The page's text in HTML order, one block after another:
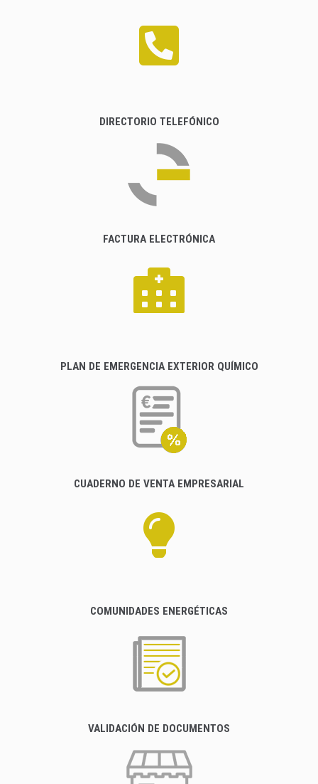
DIRECTORIO TELEFÓNICO
FACTURA ELECTRÓNICA
PLAN DE EMERGENCIA EXTERIOR QUÍMICO
CUADERNO DE VENTA EMPRESARIAL
COMUNIDADES ENERGÉTICAS
VALIDACIÓN DE DOCUMENTOS